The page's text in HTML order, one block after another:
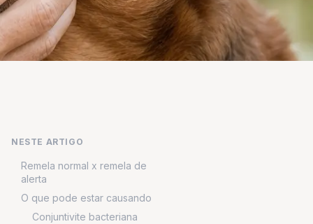
NESTE ARTIGO
Remela normal x remela de
alerta
O que pode estar causando
Conjuntivite bacteriana